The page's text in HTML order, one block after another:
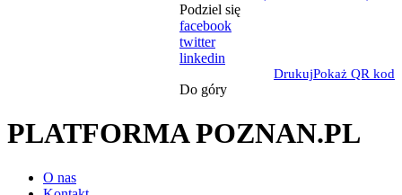
Podziel się
facebook
twitter
linkedin
DrukujPokaż QR kod
Do góry
PLATFORMA POZNAN.PL
O nas